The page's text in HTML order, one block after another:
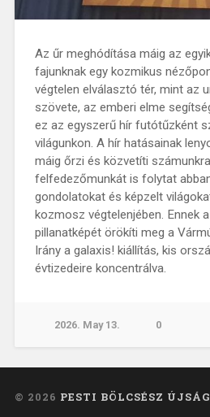
Az űr meghódítása máig az
fajunknak egy kozmikus
végtelen elválasztó tér, mint az
szövete, az emberi elme
ez az egyszerű hír futótűzként
világunkon. A hír hatásainak
máig őrzi és közvetíti
felfedezőmunkát is folytat
gondolatokat és képzelt
kozmosz végtelenjében. Ennek
pillanatképét örökíti meg a
Irány a galaxis! kiállítás, kis
évtizedeire koncentrálva.
2026. May 13. 0
© 2026 PESTI BÖLCSÉSZ ÚJSÁG